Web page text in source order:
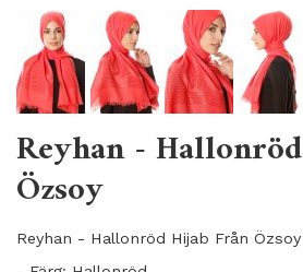
Reyhan -
Özsoy
Reyhan - Hallonröd Hijab Från